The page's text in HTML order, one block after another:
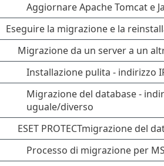
Aggiornare Apache Tomcat e
Eseguire la migrazione e la
Migrazione da un server a un
Installazione pulita - indirizzo
Migrazione del database -
uguale/diverso
ESET PROTECTmigrazione del
Processo di migrazione per